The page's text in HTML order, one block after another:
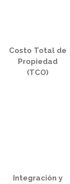
Costo Total de
Propiedad
(TCO)
Integración y